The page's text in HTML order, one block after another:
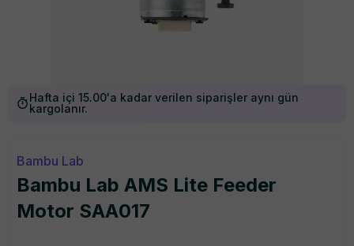
Hafta içi 15.00'a kadar verilen siparişler aynı gün
kargolanır.
Bambu Lab
Bambu Lab AMS Lite Feeder
Motor SAA017